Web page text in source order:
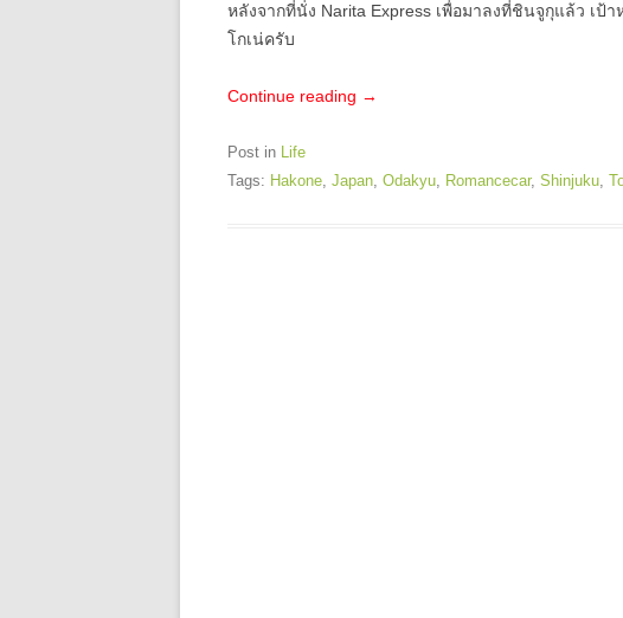
หลังจากที่นั่ง Narita Express เพื่อมาลงที่ชินจูกุแล้ว เป้
โกเน่ครับ
Continue reading →
Post in Life
Tags: Hakone, Japan, Odakyu, Romancecar, Shinjuku,